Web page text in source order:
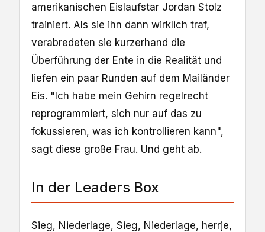
amerikanischen Eislaufstar Jordan Stolz
trainiert. Als sie ihn dann wirklich traf,
verabredeten sie kurzerhand die
Überführung der Ente in die Realität und
liefen ein paar Runden auf dem Mailänder
Eis. "Ich habe mein Gehirn regelrecht
reprogrammiert, sich nur auf das zu
fokussieren, was ich kontrollieren kann",
sagt diese große Frau. Und geht ab.
In der Leaders Box
Sieg, Niederlage, Sieg, Niederlage, herrje,